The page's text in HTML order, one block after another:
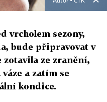
vrcholem sezony,
bude připravovat v
zotavila ze zranění,
a zatím se
kondice.